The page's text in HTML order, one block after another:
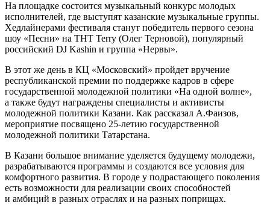
На площадке состоится музыкальный конкурс молодых
исполнителей, где выступят казанские музыкальные группы.
Хедлайнерами фестиваля станут победитель первого сезона
шоу «Песни» на ТНТ Terry (Олег Терновой), популярный
российский DJ Kashin и группа «Нервы».
В этот же день в КЦ «Московский» пройдет вручение
республиканской премии по поддержке кадров в сфере
государственной молодежной политики «На одной волне»,
а также будут награждены специалисты и активисты
молодежной политики Казани. Как рассказал А.Фаизов,
мероприятие посвящено 25-летию государственной
молодежной политики Татарстана.
В Казани большое внимание уделяется будущему молодежи,
разрабатываются программы и создаются все условия для
комфортного развития. В городе у подрастающего поколения
есть возможности для реализации своих способностей
и амбиций в разных отраслях и на разных поприщах.